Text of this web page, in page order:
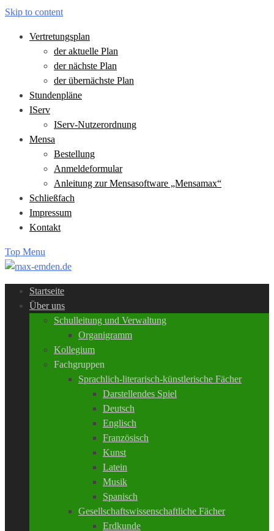
Skip to content
Vertretungsplan
der aktuelle Plan
der nächste Plan
der übernächste Plan
Stundenpläne
IServ
IServ-Nutzerordnung
Mensa
Bestellung
Anmeldeformular
Anleitung zur Mensasoftware „Mensamax“
Schließfach
Impressum
Kontakt
Top Menu
Startseite
Über uns
Schulleitung und Verwaltung
Organigramm
Kollegium
Fachgruppen
Sprachlich-literarisch-künstlerische Fächer
Darstellendes Spiel
Deutsch
Englisch
Französisch
Kunst
Latein
Musik
Spanisch
Gesellschaftswissenschaftliche Fächer
Erdkunde